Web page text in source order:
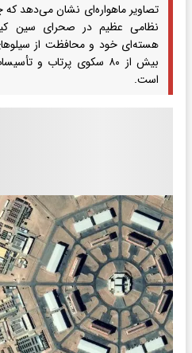
تصاویر ماهواره‌ای نشان می‌دهد
نظامی عظیم در صحرای سین
هسته‌ای خود و محافظت از
بیش از ۸۰ سکوی پرتاب و
است.